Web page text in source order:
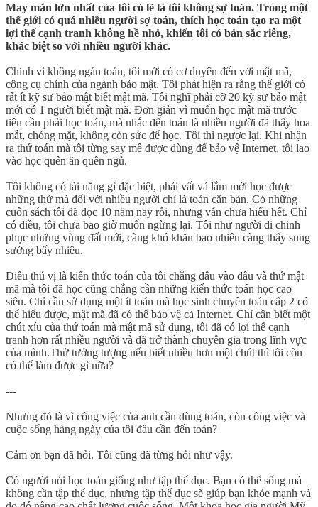
May mắn lớn nhất của tôi có lẽ là tôi không sợ toán. Trong một
thế giới có quá nhiều người sợ toán, thích học toán tạo ra một
lợi thế cạnh tranh không hề nhỏ, khiến tôi có bản sắc riêng,
khác biệt so với nhiều người khác.
Chính vì không ngán toán, tôi mới có cơ duyên đến với mật mã,
công cụ chính của ngành bảo mật. Tôi phát hiện ra rằng thế giới có
rất ít kỹ sư bảo mật biết mật mã. Tôi nghĩ phải cỡ 20 kỹ sư bảo mật
mới có 1 người biết mật mã. Đơn giản vì muốn học mật mã trước
tiên cần phải học toán, mà nhắc đến toán là nhiều người đã thấy hoa
mắt, chóng mặt, không còn sức để học. Tôi thì ngược lại. Khi nhận
ra thứ toán mà tôi từng say mê được dùng để bảo vệ Internet, tôi lao
vào học quên ăn quên ngủ.
Tôi không có tài năng gì đặc biệt, phải vất vả lắm mới học được
những thứ mà đối với nhiều người chỉ là toán căn bản. Có những
cuốn sách tôi đã đọc 10 năm nay rồi, nhưng vẫn chưa hiểu hết. Chỉ
có điều, tôi chưa bao giờ muốn ngừng lại. Tôi như người đi chinh
phục những vùng đất mới, càng khó khăn bao nhiêu càng thấy sung
sướng bấy nhiêu.
Điều thú vị là kiến thức toán của tôi chẳng đâu vào đâu và thứ mật
mã mà tôi đã học cũng chẳng cần những kiến thức toán học cao
siêu. Chỉ cần sử dụng một ít toán mà học sinh chuyên toán cấp 2 có
thể hiểu được, mật mã đã có thể bảo vệ cả Internet. Chỉ cần biết một
chút xíu của thứ toán mà mật mã sử dụng, tôi đã có lợi thế cạnh
tranh hơn rất nhiều người và đã trở thành chuyên gia trong lĩnh vực
của mình.Thử tưởng tượng nếu biết nhiều hơn một chút thì tôi còn
có thể làm được gì nữa?
---
Nhưng đó là vì công việc của anh cần dùng toán, còn công việc và
cuộc sống hàng ngày của tôi đâu cần đến toán?
Cảm ơn bạn đã hỏi. Tôi cũng đã từng hỏi như vậy.
Có người nói học toán giống như tập thể dục. Bạn có thể sống mà
không cần tập thể dục, nhưng tập thể dục sẽ giúp bạn khỏe mạnh và